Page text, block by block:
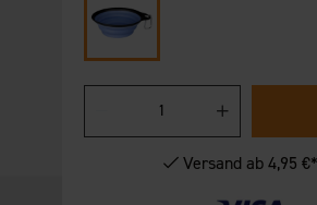
Versand ab 4,95